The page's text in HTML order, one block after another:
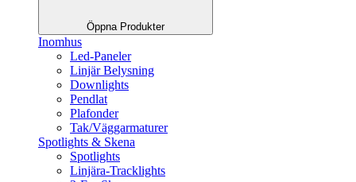
Öppna Produkter
Inomhus
Led-Paneler
Linjär Belysning
Downlights
Pendlat
Plafonder
Tak/Väggarmaturer
Spotlights & Skena
Spotlights
Linjära-Tracklights